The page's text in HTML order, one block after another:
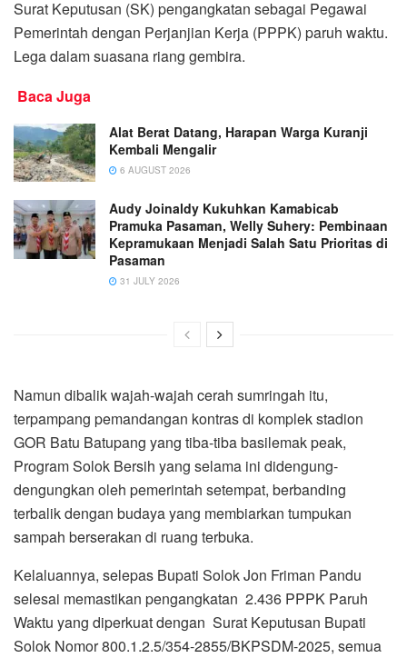
Surat Keputusan (SK) pengangkatan sebagai Pegawai
Pemerintah dengan Perjanjian Kerja (PPPK) paruh waktu.
Lega dalam suasana riang gembira.
Baca Juga
Alat Berat Datang, Harapan Warga Kuranji
Kembali Mengalir
6 AUGUST 2026
Audy Joinaldy Kukuhkan Kamabicab
Pramuka Pasaman, Welly Suhery: Pembinaan
Kepramukaan Menjadi Salah Satu Prioritas di
Pasaman
31 JULY 2026
Namun dibalik wajah-wajah cerah sumringah itu,
terpampang pemandangan kontras di komplek stadion
GOR Batu Batupang yang tiba-tiba basilemak peak,
Program Solok Bersih yang selama ini didengung-
dengungkan oleh pemerintah setempat, berbanding
terbalik dengan budaya yang membiarkan tumpukan
sampah berserakan di ruang terbuka.
Kelaluannya, selepas Bupati Solok Jon Friman Pandu
selesai memastikan pengangkatan 2.436 PPPK Paruh
Waktu yang diperkuat dengan Surat Keputusan Bupati
Solok Nomor 800.1.2.5/354-2855/BKPSDM-2025, semua